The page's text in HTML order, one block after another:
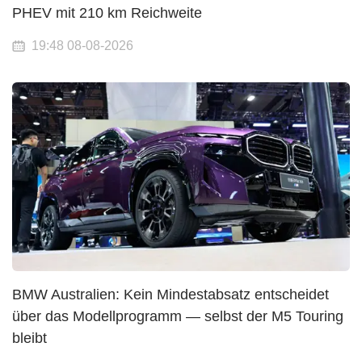
PHEV mit 210 km Reichweite
19:48 08-08-2026
BMW Australien: Kein Mindestabsatz entscheidet
über das Modellprogramm — selbst der M5 Touring
bleibt